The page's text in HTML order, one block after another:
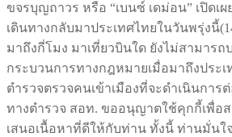
ขจรบุญถาวร หรือ “เบนซ์ เดม่อน” เปิดเผ
เดินทางกลับมาประเทศไทยในวันพรุ่งนี้
มาถึงกี่โมง มาเที่ยวบินใด ยังไม่สามารถ
กระบวนการทางกฎหมายเมื่อมาถึงประ
ตำรวจตรวจคนเข้าเมืองที่จะดำเนินการ
ทางตำรวจ สอท. ขออนุญาตใช้คุกกี้เพื่อ
เสนอเนื้อหาที่ดีให้กับท่าน ทั้งนี้ ท่านมั่นใ